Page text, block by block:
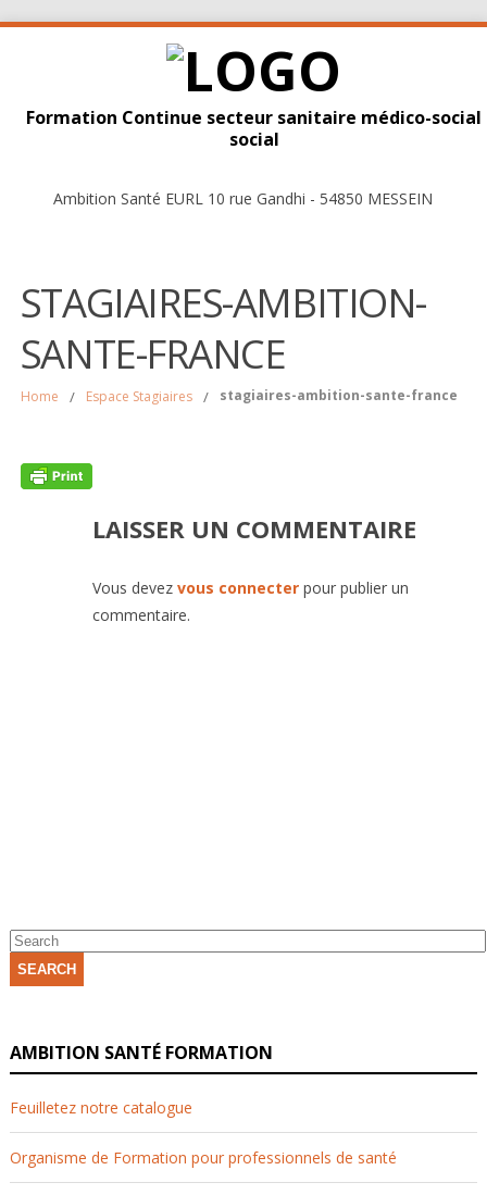
Formation Continue secteur sanitaire médico-social
social
Ambition Santé EURL 10 rue Gandhi - 54850 MESSEIN
STAGIAIRES-AMBITION-
SANTE-FRANCE
Home / Espace Stagiaires / stagiaires-ambition-sante-france
LAISSER UN COMMENTAIRE
Vous devez vous connecterpour publier un
commentaire.
SEARCH
AMBITION SANTÉ FORMATION
Feuilletez notre catalogue
Organisme de Formation pour professionnels de santé